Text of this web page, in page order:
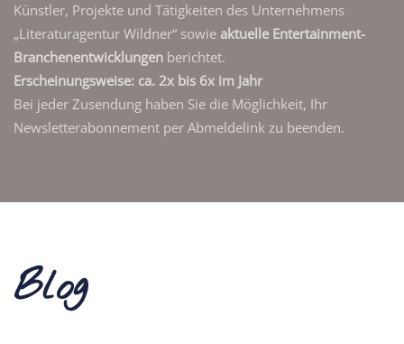
Künstler, Projekte und Tätigkeiten des Unternehmens
„Literaturagentur Wildner“ sowie aktuelle Entertainment-
Branchenentwicklungen berichtet.
Erscheinungsweise: ca. 2x bis 6x im Jahr
Bei jeder Zusendung haben Sie die Möglichkeit, Ihr
Newsletterabonnement per Abmeldelink zu beenden.
Blog